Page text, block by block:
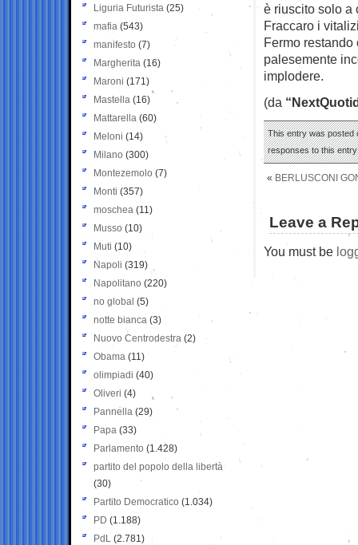
è riuscito solo a
Fraccaro i
Fermo
palesemente
implodere.
(da
This entry was posted
responses to this
« BERLUSCONI
Leave a
You must be
Liguria Futurista (25)
mafia (543)
manifesto (7)
Margherita (16)
Maroni (171)
Mastella (16)
Mattarella (60)
Meloni (14)
Milano (300)
Montezemolo (7)
Monti (357)
moschea (11)
Musso (10)
Muti (10)
Napoli (319)
Napolitano (220)
no global (5)
notte bianca (3)
Nuovo Centrodestra (2)
Obama (11)
olimpiadi (40)
Oliveri (4)
Pannella (29)
Papa (33)
Parlamento (1.428)
partito del popolo della libertà
(30)
Partito Democratico (1.034)
PD (1.188)
PdL (2.781)